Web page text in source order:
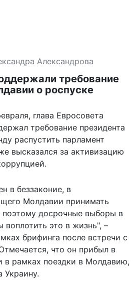
Александрова
требование
о роспуске
глава Евросовета
требование президента
распустить парламент
высказался за активизацию
в беззаконие, в
Молдавии принимать
досрочные выборы в
воплотить это в жизнь", –
брифинга после встречи с
что он прибыл в
в рамках поездки в Молдавию,
Украину.